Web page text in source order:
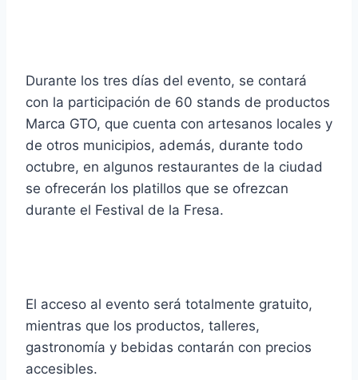
Durante los tres días del evento, se contará
con la participación de 60 stands de productos
Marca GTO, que cuenta con artesanos locales y
de otros municipios, además, durante todo
octubre, en algunos restaurantes de la ciudad
se ofrecerán los platillos que se ofrezcan
durante el Festival de la Fresa.
El acceso al evento será totalmente gratuito,
mientras que los productos, talleres,
gastronomía y bebidas contarán con precios
accesibles.